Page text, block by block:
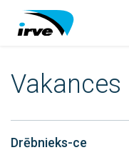
Vakances
Drēbnieks-ce